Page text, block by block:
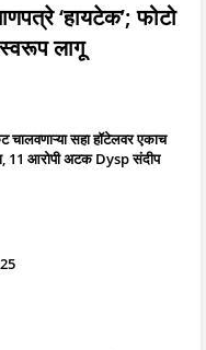
‘हायटेक’; फोटो
लागू
चालवणाऱ्या सहा हॉटेलवर एकाच
11 आरोपी अटक Dysp संदीप